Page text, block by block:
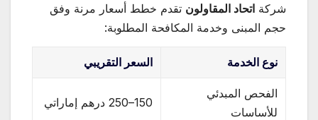
شركة اتحاد المقاولون تقدم خطط أسعار مرنة وفق
حجم المبنى وخدمة المكافحة المطلوبة:
نوع الخدمة السعر التقريبي
الفحص المبدئي
للأساسات
150–250 درهم إماراتي